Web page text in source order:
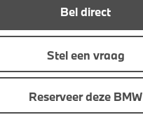
Bel direct
Stel een vraag
Reserveer deze BMW